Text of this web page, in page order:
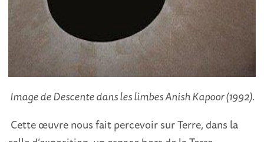
Image de Descente dans les limbes Anish Kapoor (1992).
Cette œuvre nous fait percevoir sur Terre, dans la